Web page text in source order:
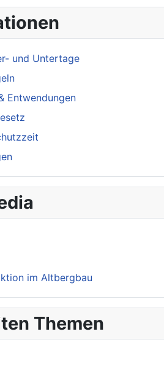
und Untertage
Entwendungen
im Altbergbau
Themen